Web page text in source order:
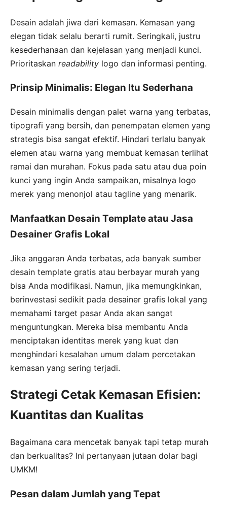
Desain adalah jiwa dari kemasan. Kemasan yang
elegan tidak selalu berarti rumit. Seringkali, justru
kesederhanaan dan kejelasan yang menjadi kunci.
Prioritaskan readability logo dan informasi penting.
Prinsip Minimalis: Elegan Itu Sederhana
Desain minimalis dengan palet warna yang terbatas,
tipografi yang bersih, dan penempatan elemen yang
strategis bisa sangat efektif. Hindari terlalu banyak
elemen atau warna yang membuat kemasan terlihat
ramai dan murahan. Fokus pada satu atau dua poin
kunci yang ingin Anda sampaikan, misalnya logo
merek yang menonjol atau tagline yang menarik.
Manfaatkan Desain Template atau Jasa
Desainer Grafis Lokal
Jika anggaran Anda terbatas, ada banyak sumber
desain template gratis atau berbayar murah yang
bisa Anda modifikasi. Namun, jika memungkinkan,
berinvestasi sedikit pada desainer grafis lokal yang
memahami target pasar Anda akan sangat
menguntungkan. Mereka bisa membantu Anda
menciptakan identitas merek yang kuat dan
menghindari kesalahan umum dalam percetakan
kemasan yang sering terjadi.
Strategi Cetak Kemasan Efisien:
Kuantitas dan Kualitas
Bagaimana cara mencetak banyak tapi tetap murah
dan berkualitas? Ini pertanyaan jutaan dolar bagi
UMKM!
Pesan dalam Jumlah yang Tepat